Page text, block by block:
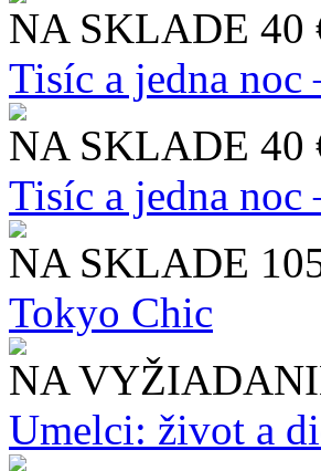
NA SKLADE 40
Tisíc a jedna noc
NA SKLADE 40
Tisíc a jedna noc
NA SKLADE
Tokyo Chic
NA
Umelci: život a